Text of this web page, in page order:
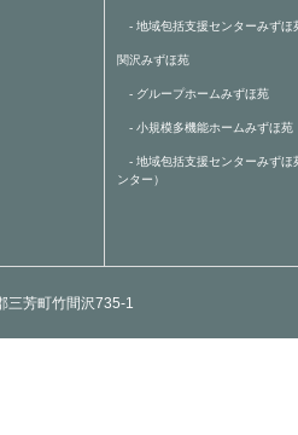
- 地域包括支援センターみずほ
関沢みずほ苑
- グループホームみずほ苑
- 小規模多機能ホームみずほ苑
- 地域包括支援センターみずほ
ンター）
三芳町竹間沢735-1